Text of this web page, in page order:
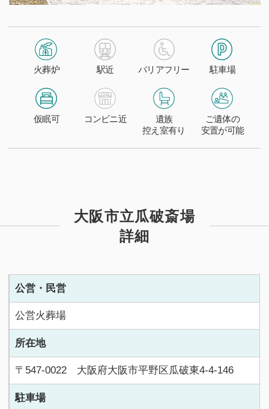
火葬炉 駅近 バリアフリー 駐車場
仮眠可 コンビニ近
遺族
控え室有り
ご遺体の
安置が可能
大阪市立瓜破斎場
詳細
公営・民営
公営火葬場
所在地
〒547-0022 大阪府大阪市平野区瓜破東4-4-146
駐車場